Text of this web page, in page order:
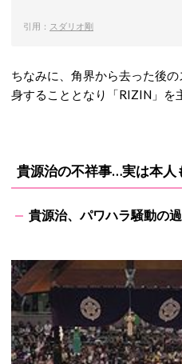
引用： スダリオ剛
ちなみに、角界から去った後
身することとなり「RIZIN」を
貴源治の不祥事…実は本人
貴源治、パワハラ騒動の